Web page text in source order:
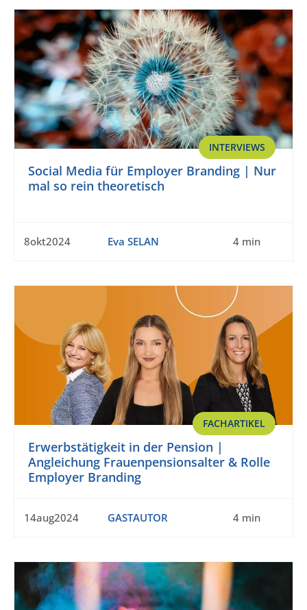
INTERVIEWS
Social Media für Employer Branding | Nur
mal so rein theoretisch
8okt2024 Eva SELAN 4 min
FACHARTIKEL
Erwerbstätigkeit in der Pension |
Angleichung Frauenpensionsalter & Rolle
Employer Branding
14aug2024 GASTAUTOR 4 min